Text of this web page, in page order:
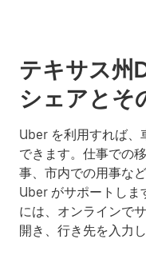
テキサス州
シェアとそ
Uber を利用すれば
できます。仕事での
事、市内での用事な
Uber がサポートし
には、オンラインで
開き、行き先を入力